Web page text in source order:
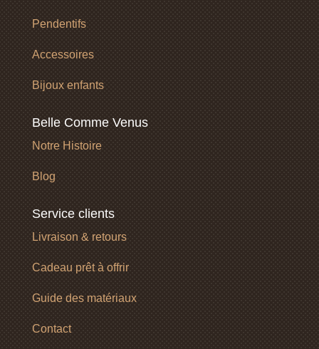
Pendentifs
Accessoires
Bijoux enfants
Belle Comme Venus
Notre Histoire
Blog
Service clients
Livraison & retours
Cadeau prêt à offrir
Guide des matériaux
Contact